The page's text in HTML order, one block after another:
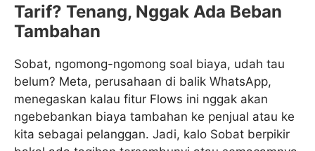
Tarif? Tenang, Nggak Ada Beban
Tambahan
Sobat, ngomong-ngomong soal biaya, udah tau
belum? Meta, perusahaan di balik WhatsApp,
menegaskan kalau fitur Flows ini nggak akan
ngebebankan biaya tambahan ke penjual atau ke
kita sebagai pelanggan. Jadi, kalo Sobat berpikir